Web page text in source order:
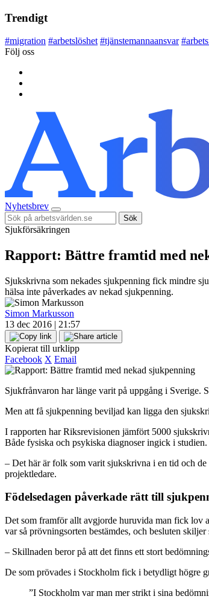
Trendigt
#migration #arbetslöshet #tjänstemannaansvar #
Följ oss
Nyhetsbrev
Sök
Sjukförsäkringen
Rapport: Bättre framtid med
Sjukskrivna som nekades sjukpenning fick mindre
hälsa inte påverkades av nekad sjukpenning.
Simon Markusson
13 dec 2016 | 21:57
Kopierat till urklipp
Facebook X Email
Sjukfrånvaron har länge varit på uppgång i Sverige.
Men att få sjukpenning beviljad kan ligga den
I rapporten har Riksrevisionen jämfört 5000
Både fysiska och psykiska diagnoser ingick i studien.
– Det här är folk som varit sjukskrivna i en tid och
projektledare.
Födelsedagen påverkade rätt till
Det som framför allt avgjorde huruvida man fick lov
var så prövningsorten bestämdes, och besluten
– Skillnaden beror på att det finns ett stort
De som prövades i Stockholm fick i betydligt högre
”I Stockholm var man mer strikt i sina